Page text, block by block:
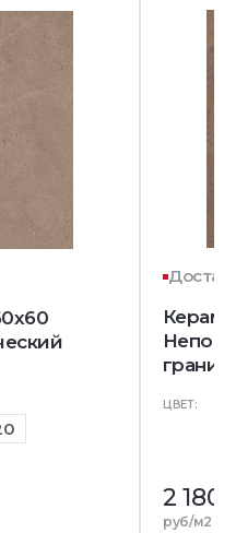
гранит)
ЦВЕТ:
2 180
руб/м2